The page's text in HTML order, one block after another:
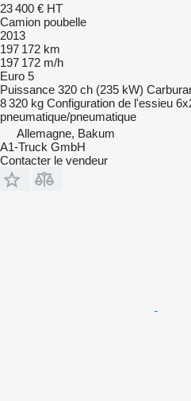
23 400 € HT
Camion poubelle
2013
197 172 km
197 172 m/h
Euro 5
Puissance 320 ch (235 kW)
8 320 kg Configuration de l'essieu
pneumatique/pneumatique
Allemagne, Bakum
A1-Truck GmbH
Contacter le vendeur